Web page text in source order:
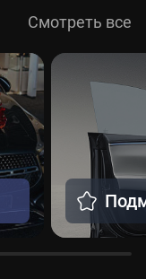
Смотреть все